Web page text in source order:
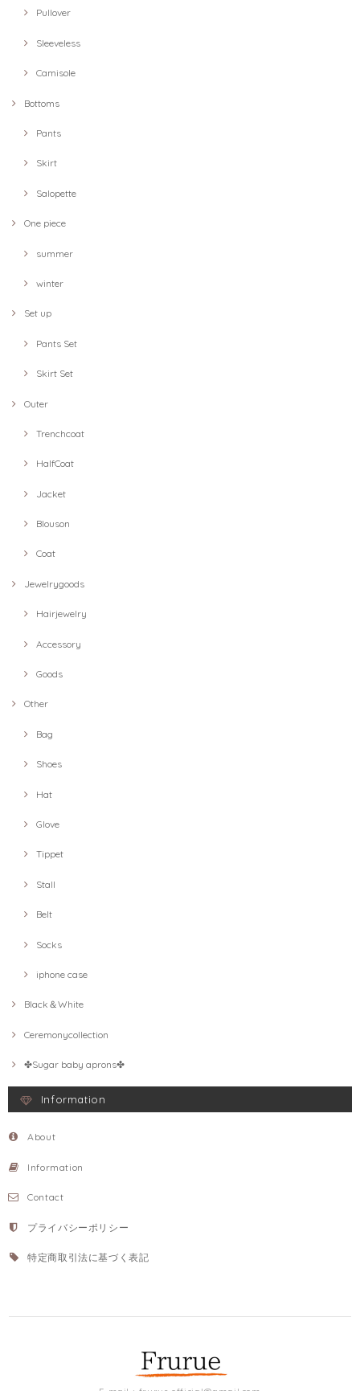
Pullover
Sleeveless
Camisole
Bottoms
Pants
Skirt
Salopette
One piece
summer
winter
Set up
Pants Set
Skirt Set
Outer
Trenchcoat
HalfCoat
Jacket
Blouson
Coat
Jewelrygoods
Hairjewelry
Accessory
Goods
Other
Bag
Shoes
Hat
Glove
Tippet
Stall
Belt
Socks
iphone case
Black＆White
Ceremonycollection
✤Sugar baby aprons✤
Information
About
Information
Contact
プライバシーポリシー
特定商取引法に基づく表記